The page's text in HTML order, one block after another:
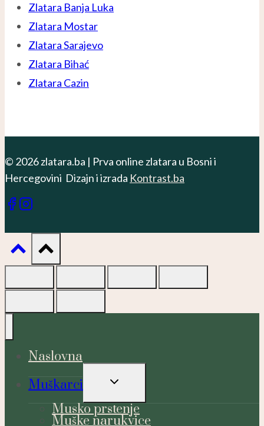
Zlatara Banja Luka
Zlatara Mostar
Zlatara Sarajevo
Zlatara Bihać
Zlatara Cazin
© 2026 zlatara.ba | Prva online zlatara u Bosni i
Hercegovini Dizajn i izrada Kontrast.ba
Naslovna
Muškarci
TOGGLE
MENU
Musko prstenje
Muške narukvice